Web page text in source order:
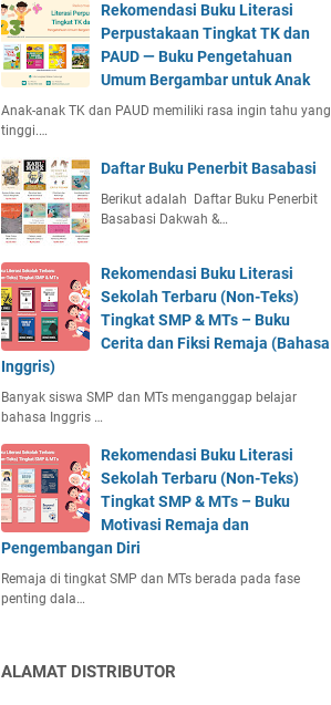
Rekomendasi Buku Literasi
Perpustakaan Tingkat TK dan
PAUD — Buku Pengetahuan
Umum Bergambar untuk Anak
Anak-anak TK dan PAUD memiliki rasa ingin tahu yang
tinggi.…
Daftar Buku Penerbit Basabasi
Berikut adalah Daftar Buku Penerbit
Basabasi Dakwah &…
Rekomendasi Buku Literasi
Sekolah Terbaru (Non-Teks)
Tingkat SMP & MTs – Buku
Cerita dan Fiksi Remaja (Bahasa
Inggris)
Banyak siswa SMP dan MTs menganggap belajar
bahasa Inggris …
Rekomendasi Buku Literasi
Sekolah Terbaru (Non-Teks)
Tingkat SMP & MTs – Buku
Motivasi Remaja dan
Pengembangan Diri
Remaja di tingkat SMP dan MTs berada pada fase
penting dala…
ALAMAT DISTRIBUTOR